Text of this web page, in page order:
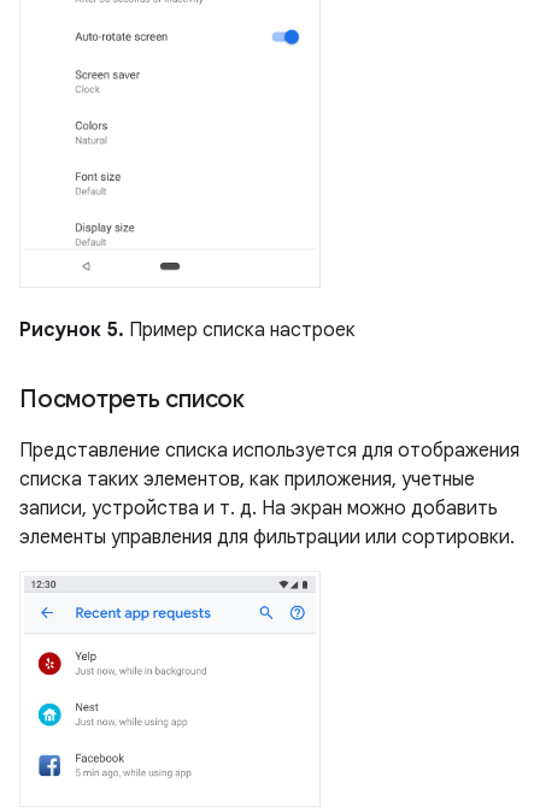
Рисунок 5. Пример списка настроек
Посмотреть список
Представление списка используется для отображения
списка таких элементов, как приложения, учетные
записи, устройства и т. д. На экран можно добавить
элементы управления для фильтрации или сортировки.